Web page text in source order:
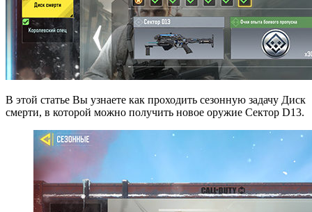
В этой статье Вы узнаете как проходить сезонную задачу Диск
смерти, в которой можно получить новое оружие Сектор D13.